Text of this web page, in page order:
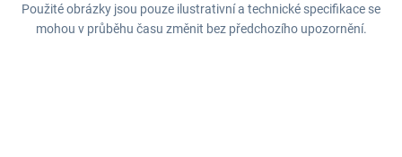
Použité obrázky jsou pouze ilustrativní a technické specifikace se
mohou v průběhu času změnit bez předchozího upozornění.